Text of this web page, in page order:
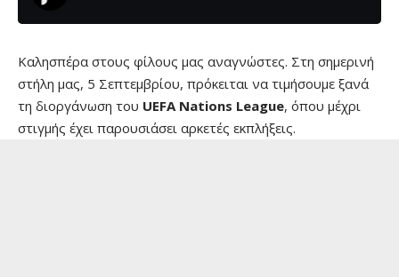
Kαλησπέρα στους φίλους μας αναγνώστες. Στη σημερινή
στήλη μας, 5 Σεπτεμβρίου, πρόκειται να τιμήσουμε ξανά
τη διοργάνωση του UEFA Nations League, όπου μέχρι
στιγμής έχει παρουσιάσει αρκετές εκπλήξεις.